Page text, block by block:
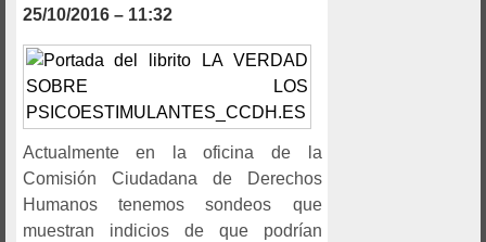
25/10/2016 – 11:32
Actualmente en la oficina de la
Comisión Ciudadana de Derechos
Humanos tenemos sondeos que
muestran indicios de que podrían